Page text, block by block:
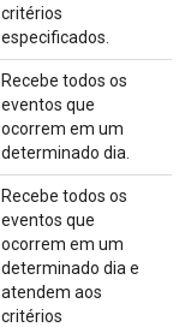
critérios
especificados.
Recebe todos os
eventos que
ocorrem em um
determinado dia.
Recebe todos os
eventos que
ocorrem em um
determinado dia e
atendem aos
critérios